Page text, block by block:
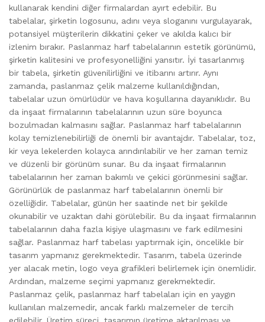
kullanarak kendini diğer firmalardan ayırt edebilir. Bu
tabelalar, şirketin logosunu, adını veya sloganını vurgulayarak,
potansiyel müşterilerin dikkatini çeker ve akılda kalıcı bir
izlenim bırakır. Paslanmaz harf tabelalarının estetik görünümü,
şirketin kalitesini ve profesyonelliğini yansıtır. İyi tasarlanmış
bir tabela, şirketin güvenilirliğini ve itibarını artırır. Aynı
zamanda, paslanmaz çelik malzeme kullanıldığından,
tabelalar uzun ömürlüdür ve hava koşullarına dayanıklıdır. Bu
da inşaat firmalarının tabelalarının uzun süre boyunca
bozulmadan kalmasını sağlar. Paslanmaz harf tabelalarının
kolay temizlenebilirliği de önemli bir avantajdır. Tabelalar, toz,
kir veya lekelerden kolayca arındırılabilir ve her zaman temiz
ve düzenli bir görünüm sunar. Bu da inşaat firmalarının
tabelalarının her zaman bakımlı ve çekici görünmesini sağlar.
Görünürlük de paslanmaz harf tabelalarının önemli bir
özelliğidir. Tabelalar, günün her saatinde net bir şekilde
okunabilir ve uzaktan dahi görülebilir. Bu da inşaat firmalarının
tabelalarının daha fazla kişiye ulaşmasını ve fark edilmesini
sağlar. Paslanmaz harf tabelası yaptırmak için, öncelikle bir
tasarım yapmanız gerekmektedir. Tasarım, tabela üzerinde
yer alacak metin, logo veya grafikleri belirlemek için önemlidir.
Ardından, malzeme seçimi yapmanız gerekmektedir.
Paslanmaz çelik, paslanmaz harf tabelaları için en yaygın
kullanılan malzemedir, ancak farklı malzemeler de tercih
edilebilir. Üretim süreci, tasarımın üretime aktarılması ve